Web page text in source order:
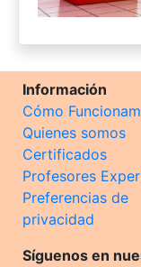
Información
Cómo
Quienes somos
Certificados
Profesores
Preferencias de
privacidad
Síguenos en